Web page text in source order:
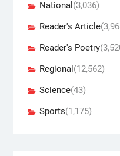
National (3,036)
Reader's Article
Reader's Poetry
Regional (12,562)
Science(43)
Sports(1,175)